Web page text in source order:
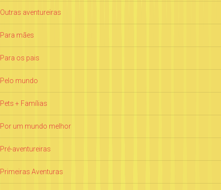
Outras aventureiras
Para mães
Para os pais
Pelo mundo
Pets + Famílias
Por um mundo melhor
Pré-aventureiras
Primeiras Aventuras